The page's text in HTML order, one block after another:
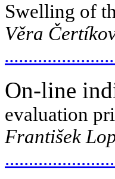
Swelling of
Věra
On-line
evaluation
František